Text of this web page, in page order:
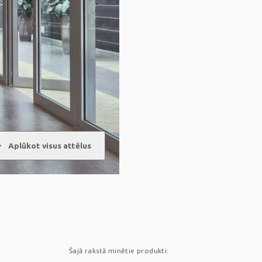
Aplūkot visus attēlus
Šajā rakstā minētie produkti: